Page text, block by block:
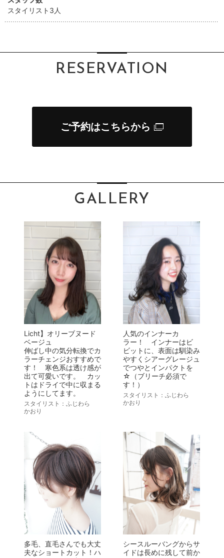
スタイリスト3人
RESERVATION
ご予約はこちらから
GALLERY
Licht】オリーブヌード
ベージュ
伸ばし中の気分転換でカ
ラーチェンジおすすめで
す！ 寒色系は透け感が
出て可愛いです。 カッ
トはドライで中に収まる
ようにしてます。
スタイリスト：ふじわら
かおり
人気のインナーカ
ラー！ インナーはビ
ビットに、表面は馴染み
やすくシアーグレージュ
でつやとインパクトを
☆（ブリーチ必須で
す！）
スタイリスト：ふじわら
かおり
多毛、直毛さんでも大丈
夫なショートカット！ハ
シースルーバングからサ
イドは長めに残して前か